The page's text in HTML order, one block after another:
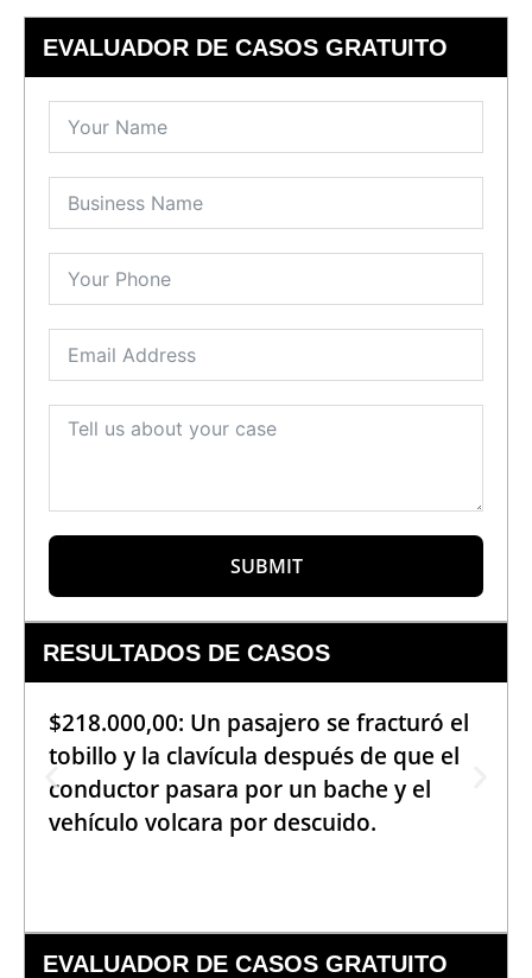
EVALUADOR DE CASOS GRATUITO
SUBMIT
RESULTADOS DE CASOS
$218.000,00: Un pasajero se fracturó el
tobillo y la clavícula después de que el
conductor pasara por un bache y el
vehículo volcara por descuido.
EVALUADOR DE CASOS GRATUITO